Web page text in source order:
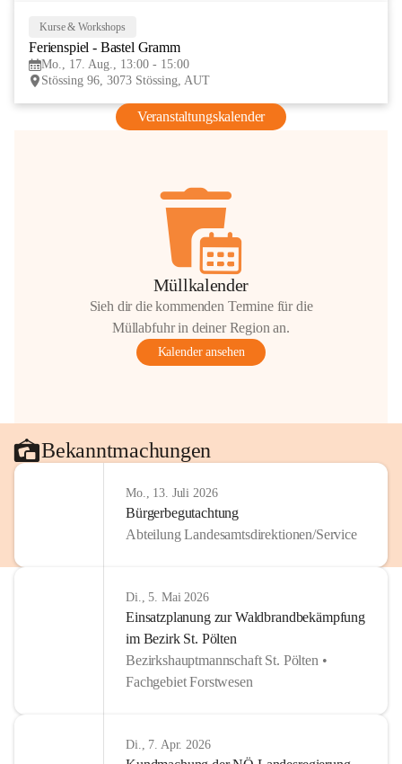
Kurse & Workshops
Ferienspiel - Bastel Gramm
Mo., 17. Aug., 13:00 - 15:00
Stössing 96, 3073 Stössing, AUT
Veranstaltungskalender
Müllkalender
Sieh dir die kommenden Termine für die
Müllabfuhr in deiner Region an.
Kalender ansehen
Bekanntmachungen
Mo., 13. Juli 2026
Bürgerbegutachtung
Abteilung Landesamtsdirektionen/Service
Di., 5. Mai 2026
Einsatzplanung zur Waldbrandbekämpfung
im Bezirk St. Pölten
Bezirkshauptmannschaft St. Pölten •
Fachgebiet Forstwesen
Di., 7. Apr. 2026